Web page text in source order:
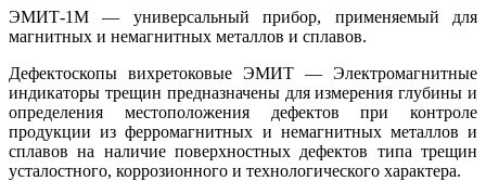
ЭМИТ-1М — универсальный прибор, применяемый для
магнитных и немагнитных металлов и сплавов.
Дефектоскопы вихретоковые ЭМИТ — Электромагнитные
индикаторы трещин предназначены для измерения глубины и
определения местоположения дефектов при контроле
продукции из ферромагнитных и немагнитных металлов и
сплавов на наличие поверхностных дефектов типа трещин
усталостного, коррозионного и технологического характера.